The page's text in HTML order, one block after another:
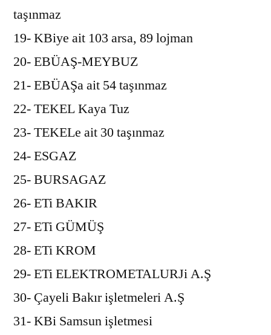
taşınmaz
19- KBiye ait 103 arsa, 89 lojman
20- EBÜAŞ-MEYBUZ
21- EBÜAŞa ait 54 taşınmaz
22- TEKEL Kaya Tuz
23- TEKELe ait 30 taşınmaz
24- ESGAZ
25- BURSAGAZ
26- ETi BAKIR
27- ETi GÜMÜŞ
28- ETi KROM
29- ETi ELEKTROMETALURJi A.Ş
30- Çayeli Bakır işletmeleri A.Ş
31- KBi Samsun işletmesi